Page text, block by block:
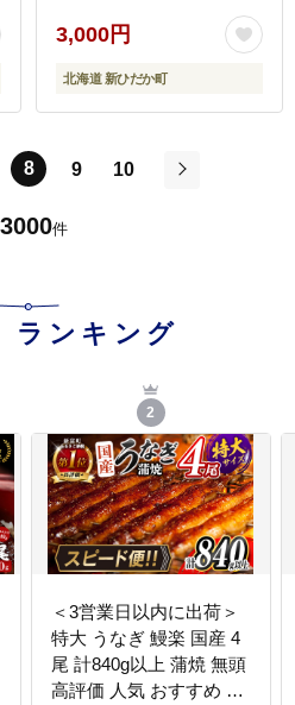
3,000円
北海道 新ひだか町
8 9
10
3000件
ランキング
2
＜3営業日以内に出荷＞
特大 うなぎ 鰻楽 国産 4
尾 計840g以上 蒲焼 無頭
高評価 人気 おすすめ 冷